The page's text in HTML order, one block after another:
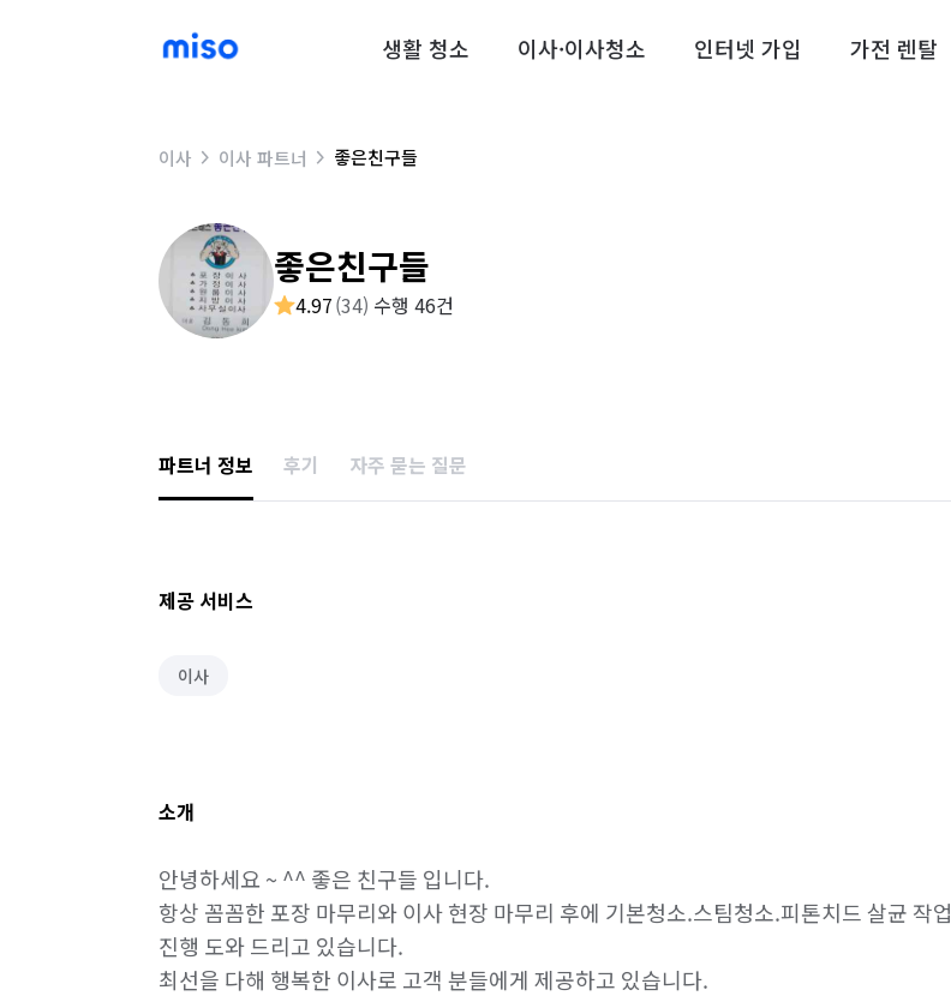
생활 청소 이사·이사청소 인터넷 가입 가전 렌탈
이사 이사 파트너 좋은친구들
좋은친구들
4.97(34) 수행 46건
파트너 정보 후기 자주 묻는 질문
제공 서비스
이사
소개
안녕하세요 ~ ^^ 좋은 친구들 입니다.
항상 꼼꼼한 포장 마무리와 이사 현장 마무리 후에 기본청소.스팀청소.피톤치드 살균 작업
진행 도와 드리고 있습니다.
최선을 다해 행복한 이사로 고객 분들에게 제공하고 있습니다.